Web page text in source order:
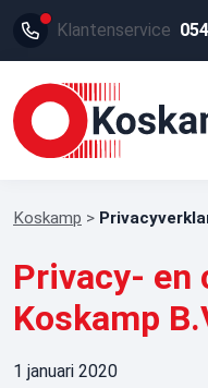
Klantenservice
Koskamp >
Privacy- en
Koskamp
1 januari 2020